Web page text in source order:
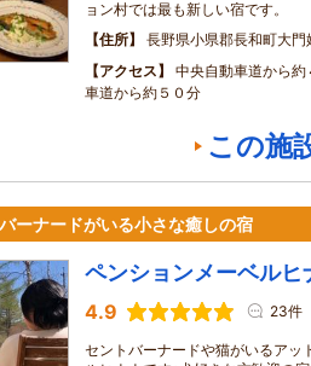
ョン村では最も新しい宿です。
住所
長野県小県郡長和町大
アクセス
中央自動車道から
車道から約５０分
この施
ーナードがいる小さな癒しの宿
ペンションメーベルヒ
4.9 23件
セントバーナードや猫がいるアッ